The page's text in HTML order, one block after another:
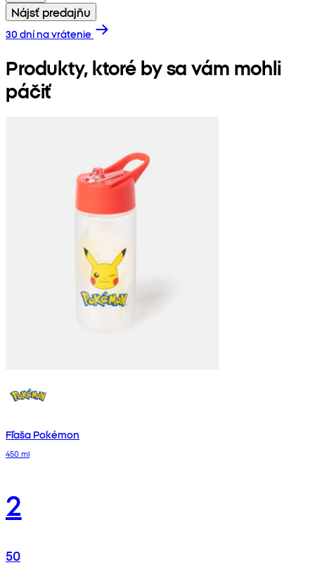
Nájsť predajňu
30 dní na vrátenie
Produkty, ktoré by sa vám mohli
páčiť
Fľaša Pokémon
450 ml
2
50